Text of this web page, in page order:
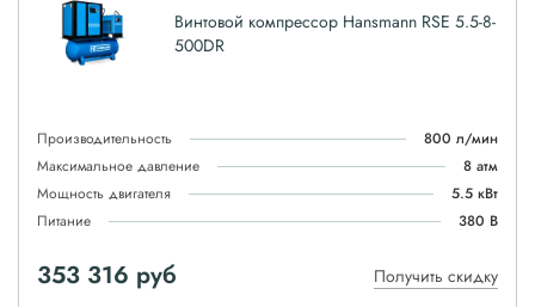
Винтовой компрессор Hansmann RSE 5.5-8-
500DR
Производительность
800 л/мин
Максимальное давление
8 атм
Мощность двигателя
5.5 кВт
Питание
380 В
353 316 руб Получить скидку